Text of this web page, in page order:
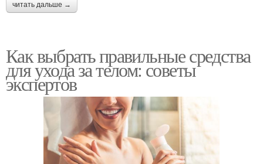
читать дальше →
Как выбрать правильные средства
для ухода за телом: советы
экспертов